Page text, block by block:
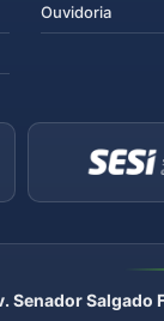
Ouvidoria
Senador